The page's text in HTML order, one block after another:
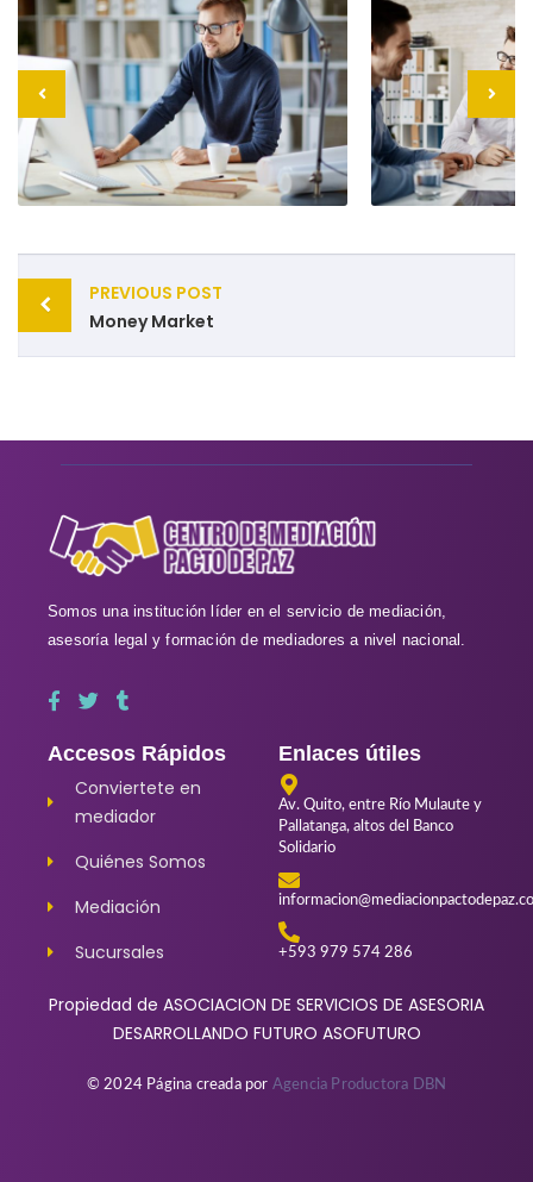
PREVIOUS POST
Money Market
Somos una institución líder en el servicio de mediación,
asesoría legal y formación de mediadores a nivel nacional.
Accesos Rápidos
Conviertete en
mediador
Quiénes Somos
Mediación
Sucursales
Enlaces útiles
Av. Quito, entre Río Mulaute y
Pallatanga, altos del Banco
Solidario
+593 979 574 286
Propiedad de ASOCIACION DE SERVICIOS DE ASESORIA
DESARROLLANDO FUTURO ASOFUTURO
© 2024 Página creada por Agencia Productora DBN